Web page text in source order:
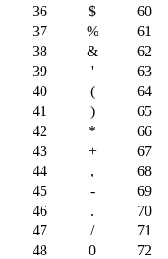
36
$ 60
37
% 61
38
& 62
39
' 63
40
( 64
41
) 65
42
* 66
43
+ 67
44
, 68
45
- 69
46
. 70
47
/ 71
48
0 72